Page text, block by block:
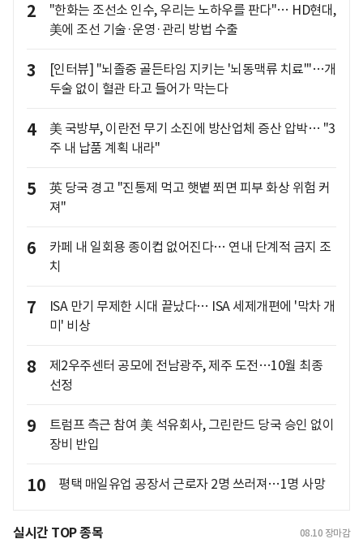
2
"한화는 조선소 인수, 우리는 노하우를 판다"… HD현대,
美에 조선 기술·운영·관리 방법 수출
3
[인터뷰] "뇌졸중 골든타임 지키는 '뇌동맥류 치료'"…개
두술 없이 혈관 타고 들어가 막는다
4
美 국방부, 이란전 무기 소진에 방산업체 증산 압박… "3
주 내 납품 계획 내라"
5
英 당국 경고 "진통제 먹고 햇볕 쬐면 피부 화상 위험 커
져"
6
카페 내 일회용 종이컵 없어진다… 연내 단계적 금지 조
치
7
ISA 만기 무제한 시대 끝났다… ISA 세제개편에 '막차 개
미' 비상
8
제2우주센터 공모에 전남광주, 제주 도전…10월 최종
선정
9
트럼프 측근 참여 美 석유회사, 그린란드 당국 승인 없이
장비 반입
10 평택 매일유업 공장서 근로자 2명 쓰러져…1명 사망
실시간 TOP 종목 08.10 장마감